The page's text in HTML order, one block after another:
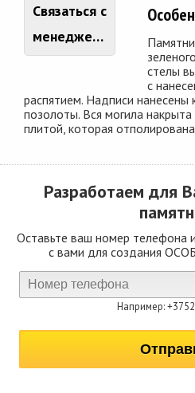
Связаться с
менеджером
стелы
с
распятием. Надписи
позолоты. Вся могила
плитой, которая
Разработаем для
Оставьте ваш номер телефона
с вами для создания
Например: